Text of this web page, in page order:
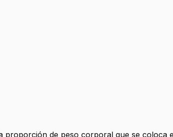
proporción de peso corporal que se